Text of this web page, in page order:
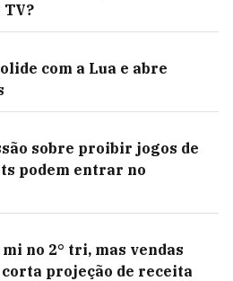
com a Lua e abre
sobre proibir jogos de
podem entrar no
no 2° tri, mas vendas
projeção de receita